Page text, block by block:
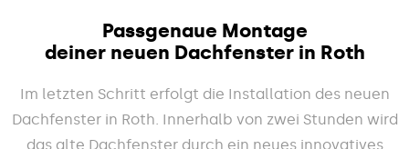
Passgenaue Montage
deiner neuen Dachfenster in Roth
Im letzten Schritt erfolgt die Installation des neuen
Dachfenster in Roth. Innerhalb von zwei Stunden wird
das alte Dachfenster durch ein neues innovatives